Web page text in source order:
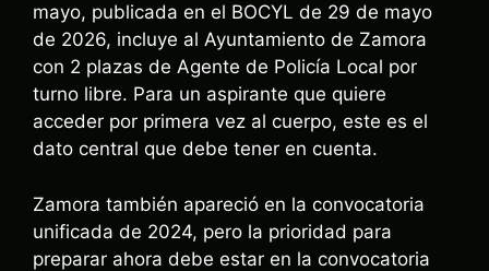
mayo, publicada en el BOCYL de 29 de mayo
de 2026, incluye al Ayuntamiento de Zamora
con 2 plazas de Agente de Policía Local por
turno libre. Para un aspirante que quiere
acceder por primera vez al cuerpo, este es el
dato central que debe tener en cuenta.
Zamora también apareció en la convocatoria
unificada de 2024, pero la prioridad para
preparar ahora debe estar en la convocatoria